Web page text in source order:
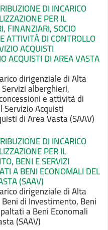
DI INCARICO
PER IL
FINANZIARI, SOCIO
ATTIVITÀ DI CONTROLLO
ACQUISTI
ACQUISTI DI AREA VASTA
dirigenziale di Alta
alberghieri,
e attività di
Acquisti
di Area Vasta (SAAV)
DI INCARICO
PER IL
BENI E SERVIZI
A BENI ECONOMALI DEL
(SAAV)
dirigenziale di Alta
di Investimento, Beni
a Beni Economali
(SAAV)